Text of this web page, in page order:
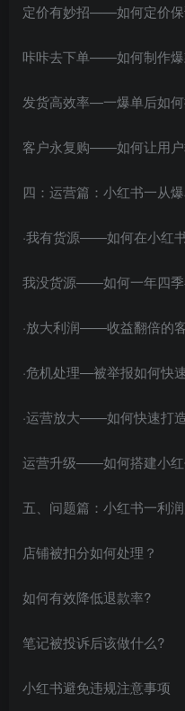
定价有妙招——如何定价保
咔咔去下单——如何制作爆
发货高效率—一爆单后如
客户永复购——如何让用户
四：运营篇：小红书一从
·我有货源——如何在小红
我没货源——如何一年四季
·放大利润——收益翻倍的
·危机处理—被举报如何快
·运营放大——如何快速打
运营升级——如何搭建小红
五、问题篇：小红书一利
店铺被扣分如何处理？
如何有效降低退款率?
笔记被投诉后该做什么?
小红书避免违规注意事项